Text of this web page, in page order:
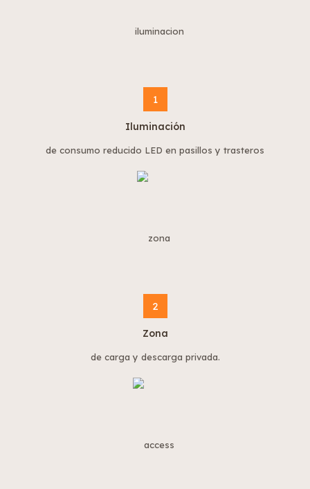
1
Iluminación
de consumo reducido LED en pasillos y trasteros
2
Zona
de carga y descarga privada.